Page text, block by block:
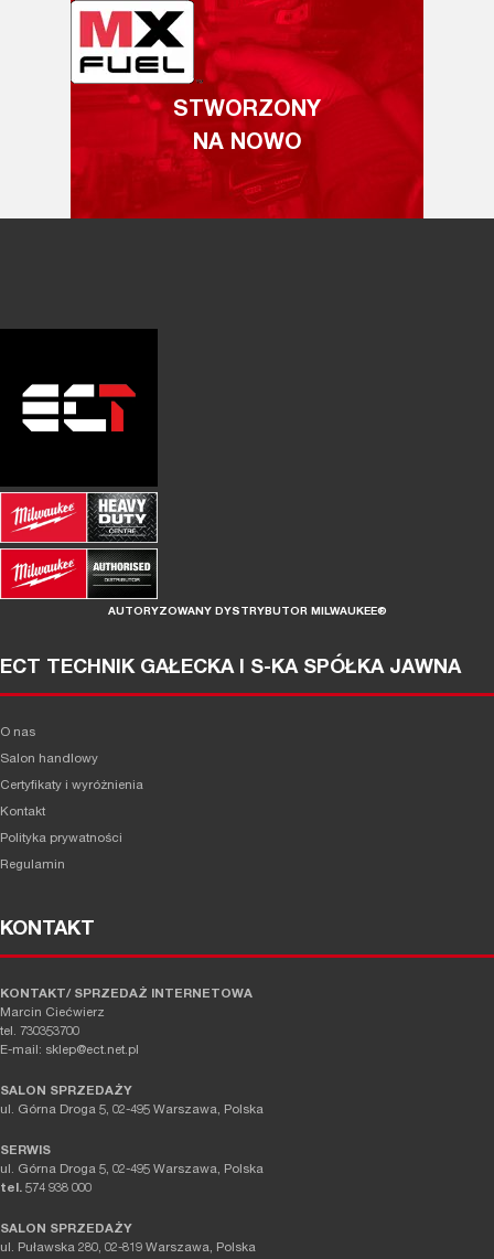
STWORZONY
NA NOWO
AUTORYZOWANY DYSTRYBUTOR MILWAUKEE®
ECT TECHNIK GAŁECKA I S-KA SPÓŁKA JAWNA
O nas
Salon handlowy
Certyfikaty i wyróżnienia
Kontakt
Polityka prywatności
Regulamin
KONTAKT
KONTAKT/ SPRZEDAŻ INTERNETOWA
Marcin Ciećwierz
tel. 730353700
E-mail: sklep@ect.net.pl
SALON SPRZEDAŻY
ul. Górna Droga 5, 02-495 Warszawa, Polska
SERWIS
ul. Górna Droga 5, 02-495 Warszawa, Polska
tel. 574 938 000
SALON SPRZEDAŻY
ul. Puławska 280, 02-819 Warszawa, Polska